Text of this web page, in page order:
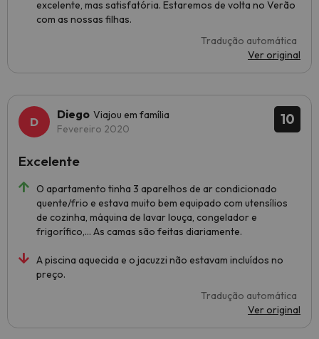
excelente, mas satisfatória. Estaremos de volta no Verão
com as nossas filhas.
Tradução automática
Ver original
10
Diego Viajou em família
Fevereiro 2020
O apartamento tinha 3 aparelhos de ar condicionado
quente/frio e estava muito bem equipado com utensílios
de cozinha, máquina de lavar louça, congelador e
frigorífico,... As camas são feitas diariamente.
A piscina aquecida e o jacuzzi não estavam incluídos no
preço.
Tradução automática
Ver original
Excelente